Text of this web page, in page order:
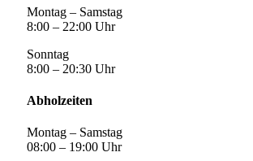
Montag – Samstag
8:00 – 22:00 Uhr
Sonntag
8:00 – 20:30 Uhr
Abholzeiten
Montag – Samstag
08:00 – 19:00 Uhr